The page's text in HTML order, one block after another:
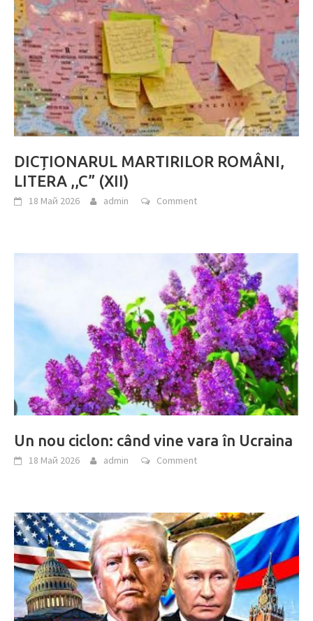
DICȚIONARUL MARTIRILOR ROMÂNI,
LITERA ,,C” (XII)
18 Май 2026 admin Comment
Un nou ciclon: când vine vara în Ucraina
18 Май 2026 admin Comment